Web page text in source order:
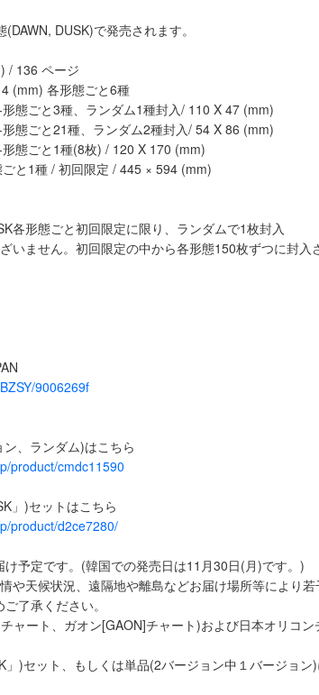
DUSK)で発売されます。
/ 136 ページ
(mm) 各形態ごと6種
態ごと3種、ランダム1種封入/ 110 X 47 (mm)
態ごと21種、ランダム2種封入/ 54 X 86 (mm)
態ごと1種(8枚) / 120 X 170 (mm)
と1種 / 初回限定 / 445 × 594 (mm)
各形態ごと初回限定に限り、ランダムで1枚封入
いません。初回限定の中から各形態150枚ずつに封入
9006269f
、ランダム)はこちら
product/cmdc11590
」)セットはこちら
product/d2ce7280/
予定です。(韓国での発売日は11月30日(月)です。)
や天候状況、遠隔地や離島などお届け場所等により
了承ください。
ャート、ガオン[GAON]チャート)および日本オリコン
」)セット、もしくは単品(2バージョン中１バージョン